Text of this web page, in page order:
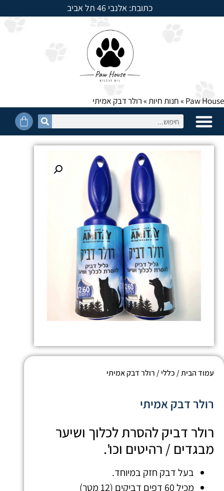
כתובת: אלנבי 46 תל אביב
למשלוחים חייגו: 054-5950525
Paw House
»חנות חיות»רולר דבק אמיתי
עמוד הבית/ כללי/ רולר דבק אמיתי
רולר דבק אמיתי
רולר דביק להסרת לכלוך ושיער
מבגדים / רהיטים וכו'.
בעל דבק חזק במיוחד.
מכיל 60 דפים דביקים (12 מטר)